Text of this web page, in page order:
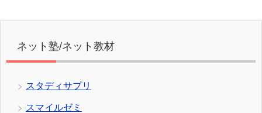
スマイルゼミ
進研ゼミ
Z会
e点ネット塾
ガクネット